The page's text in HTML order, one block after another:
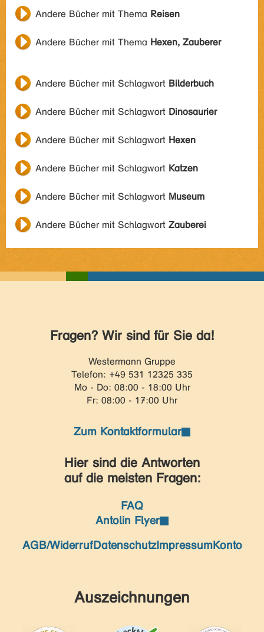
Andere Bücher mit Thema Reisen
Andere Bücher mit Thema Hexen, Zauberer
Andere Bücher mit Schlagwort Bilderbuch
Andere Bücher mit Schlagwort Dinosaurier
Andere Bücher mit Schlagwort Hexen
Andere Bücher mit Schlagwort Katzen
Andere Bücher mit Schlagwort Museum
Andere Bücher mit Schlagwort Zauberei